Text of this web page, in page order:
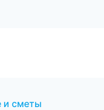
и сметы